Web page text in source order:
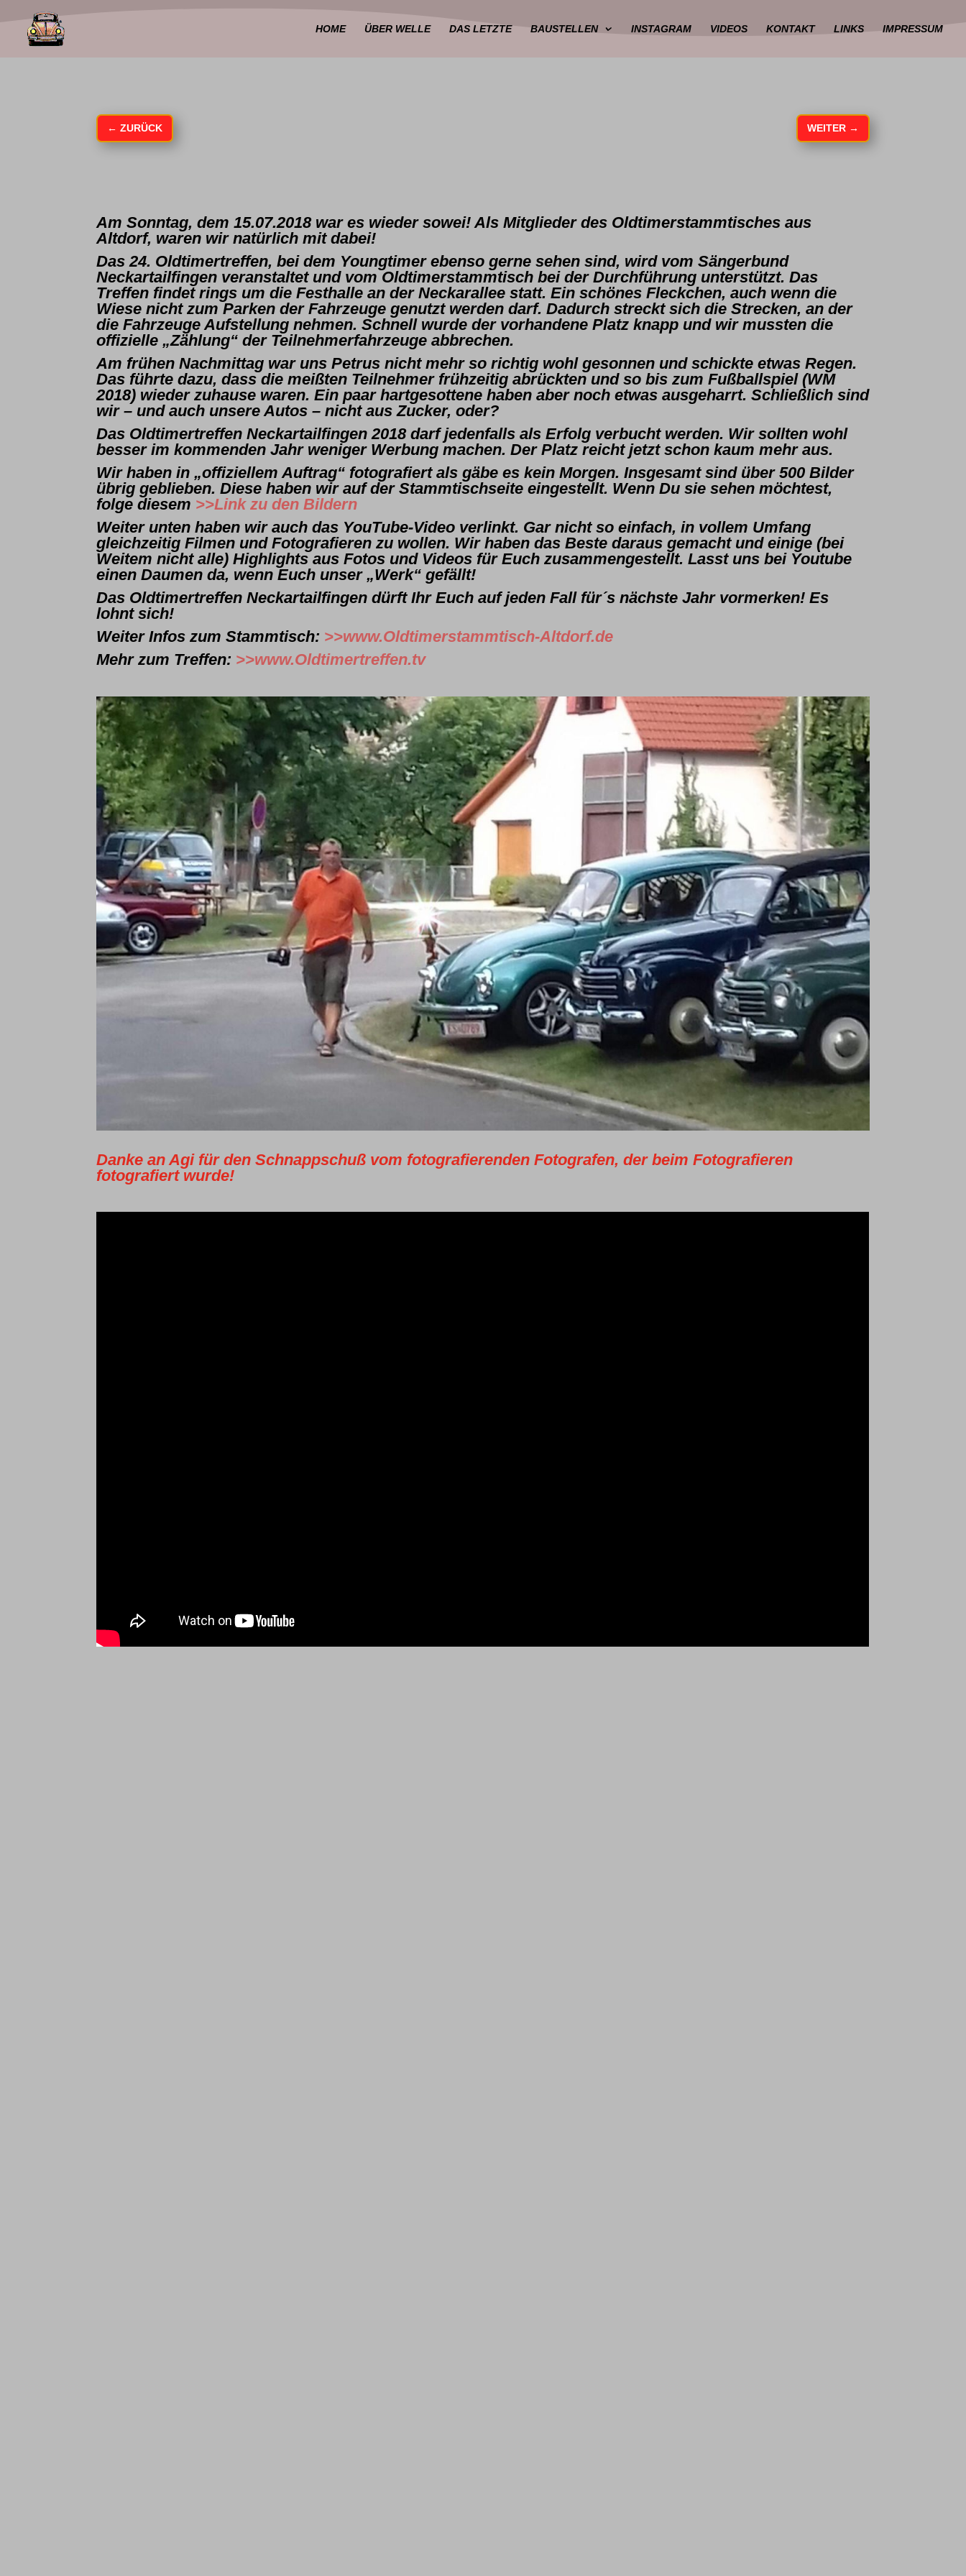
HOME ÜBER WELLE DAS LETZTE BAUSTELLEN INSTAGRAM VIDEOS KONTAKT LINKS IMPRESSUM
←ZURÜCK WEITER→
Am Sonntag, dem 15.07.2018 war es wieder sowei! Als Mitglieder des Oldtimerstammtisches aus
Altdorf, waren wir natürlich mit dabei!
Das 24. Oldtimertreffen, bei dem Youngtimer ebenso gerne sehen sind, wird vom Sängerbund
Neckartailfingen veranstaltet und vom Oldtimerstammtisch bei der Durchführung unterstützt. Das
Treffen findet rings um die Festhalle an der Neckarallee statt. Ein schönes Fleckchen, auch wenn die
Wiese nicht zum Parken der Fahrzeuge genutzt werden darf. Dadurch streckt sich die Strecken, an der
die Fahrzeuge Aufstellung nehmen. Schnell wurde der vorhandene Platz knapp und wir mussten die
offizielle „Zählung“ der Teilnehmerfahrzeuge abbrechen.
Am frühen Nachmittag war uns Petrus nicht mehr so richtig wohl gesonnen und schickte etwas Regen.
Das führte dazu, dass die meißten Teilnehmer frühzeitig abrückten und so bis zum Fußballspiel (WM
2018) wieder zuhause waren. Ein paar hartgesottene haben aber noch etwas ausgeharrt. Schließlich sind
wir – und auch unsere Autos – nicht aus Zucker, oder?
Das Oldtimertreffen Neckartailfingen 2018 darf jedenfalls als Erfolg verbucht werden. Wir sollten wohl
besser im kommenden Jahr weniger Werbung machen. Der Platz reicht jetzt schon kaum mehr aus.
Wir haben in „offiziellem Auftrag“ fotografiert als gäbe es kein Morgen. Insgesamt sind über 500 Bilder
übrig geblieben. Diese haben wir auf der Stammtischseite eingestellt. Wenn Du sie sehen möchtest,
folge diesem >>Link zu den Bildern
Weiter unten haben wir auch das YouTube-Video verlinkt. Gar nicht so einfach, in vollem Umfang
gleichzeitig Filmen und Fotografieren zu wollen. Wir haben das Beste daraus gemacht und einige (bei
Weitem nicht alle) Highlights aus Fotos und Videos für Euch zusammengestellt. Lasst uns bei Youtube
einen Daumen da, wenn Euch unser „Werk“ gefällt!
Das Oldtimertreffen Neckartailfingen dürft Ihr Euch auf jeden Fall für´s nächste Jahr vormerken! Es
lohnt sich!
Weiter Infos zum Stammtisch: >>www.Oldtimerstammtisch-Altdorf.de
Mehr zum Treffen: >>www.Oldtimertreffen.tv
Danke an Agi für den Schnappschuß vom fotografierenden Fotografen, der beim Fotografieren
fotografiert wurde!